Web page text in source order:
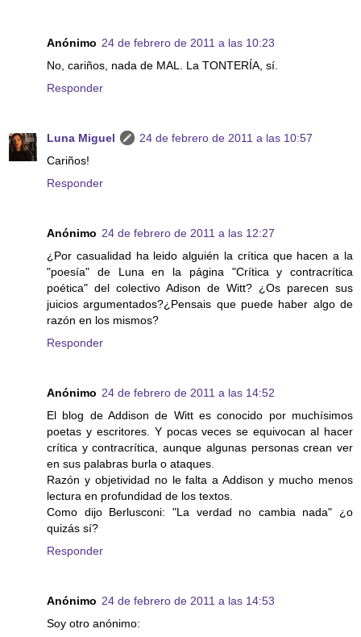
Anónimo 24 de febrero de 2011 a las 10:23
No, cariños, nada de MAL. La TONTERÍA, sí.
Responder
Luna Miguel
24 de febrero de 2011 a las 10:57
Cariños!
Responder
Anónimo 24 de febrero de 2011 a las 12:27
¿Por casualidad ha leido alguién la crítica que hacen a la
"poesía" de Luna en la página "Crítica y contracrítica
poética" del colectivo Adison de Witt? ¿Os parecen sus
juicios argumentados?¿Pensais que puede haber algo de
razón en los mismos?
Responder
Anónimo 24 de febrero de 2011 a las 14:52
El blog de Addison de Witt es conocido por muchísimos
poetas y escritores. Y pocas veces se equivocan al hacer
crítica y contracrítica, aunque algunas personas crean ver
en sus palabras burla o ataques.
Razón y objetividad no le falta a Addison y mucho menos
lectura en profundidad de los textos.
Como dijo Berlusconi: "La verdad no cambia nada" ¿o
quizás sí?
Responder
Anónimo 24 de febrero de 2011 a las 14:53
Soy otro anónimo: